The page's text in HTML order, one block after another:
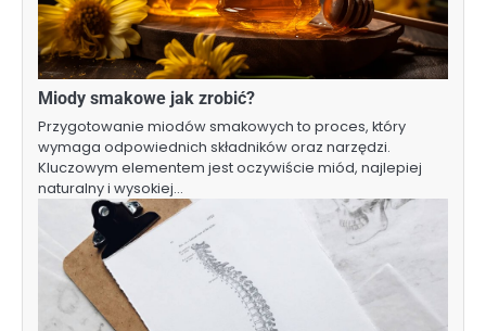
Miody smakowe jak zrobić?
Przygotowanie miodów smakowych to proces, który
wymaga odpowiednich składników oraz narzędzi.
Kluczowym elementem jest oczywiście miód, najlepiej
naturalny i wysokiej…